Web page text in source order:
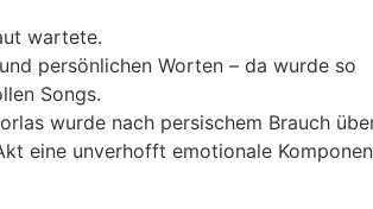
wartete.
persönlichen Worten – da wurde so
Songs.
wurde nach persischem Brauch
eine unverhofft emotionale